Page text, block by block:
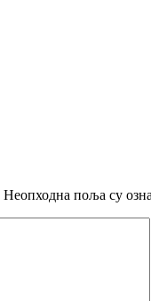
Неопходна поља су